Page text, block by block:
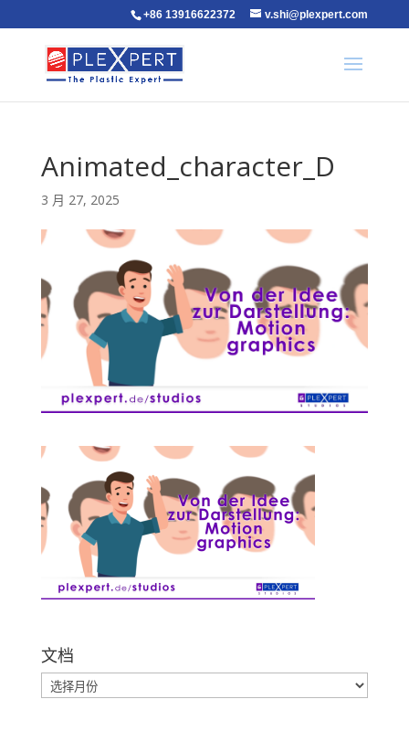
+86 13916622372 v.shi@plexpert.com
Animated_character_D
3 月 27, 2025
文档